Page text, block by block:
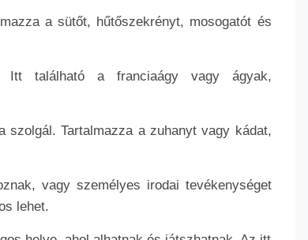
a sütőt, hűtőszekrényt, mosogatót és
található a franciaágy vagy ágyak,
szolgál. Tartalmazza a zuhanyt vagy kádat,
vagy személyes irodai tevékenységet
lehet.